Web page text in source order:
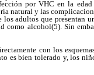
por VHC en la
natural y las
adultos que presentan
como alcohol(5). Sin
con los
es bien tolerado y, los